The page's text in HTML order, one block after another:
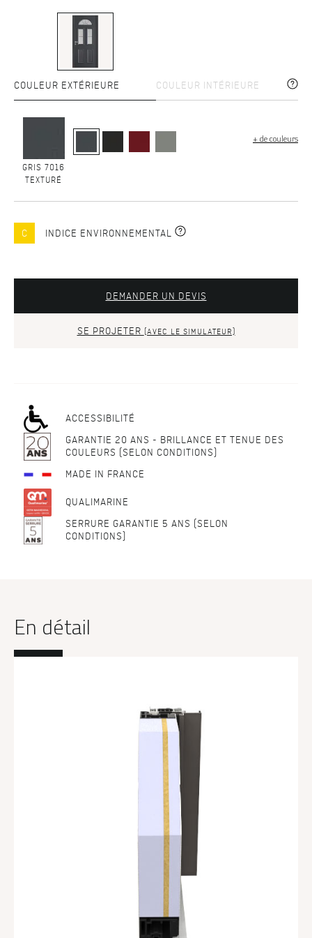
COULEUR EXTÉRIEURE COULEUR INTÉRIEURE
GRIS 7016
TEXTURÉ
+ de couleurs
C INDICE ENVIRONNEMENTAL
DEMANDER UN DEVIS
SE PROJETER (AVEC LE SIMULATEUR)
ACCESSIBILITÉ
GARANTIE 20 ANS - BRILLANCE ET TENUE DES
COULEURS (SELON CONDITIONS)
MADE IN FRANCE
QUALIMARINE
SERRURE GARANTIE 5 ANS (SELON
CONDITIONS)
En détail